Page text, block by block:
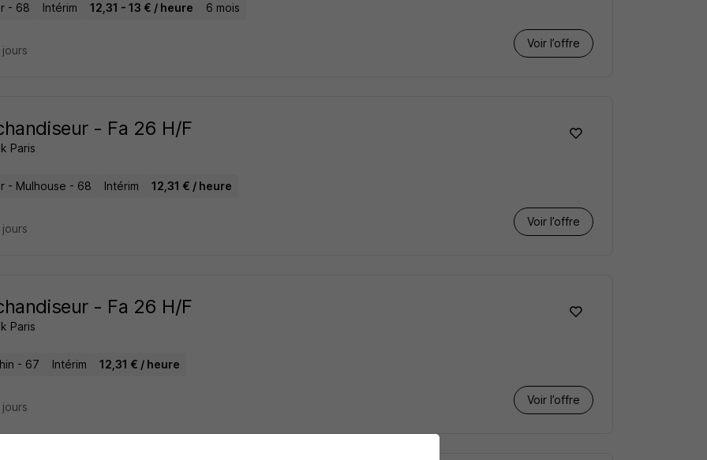
- 68 Intérim 12,31 - 13 € / heure 6 mois
Voir l’offre
- Fa 26 H/F
Paris
- Mulhouse - 68 Intérim 12,31 € / heure
Voir l’offre
- Fa 26 H/F
Paris
- 67 Intérim 12,31 € / heure
Voir l’offre